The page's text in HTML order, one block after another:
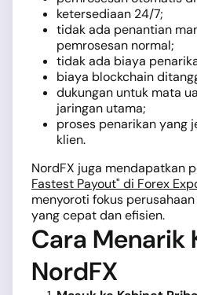
ketersediaan 24/7;
tidak ada penantian
pemrosesan normal;
tidak ada biaya
biaya blockchain
dukungan untuk mata
jaringan utama;
proses penarikan yang
klien.
NordFX juga mendapatkan
Fastest Payout" di Forex
menyoroti fokus
yang cepat dan efisien.
Cara Menarik
NordFX